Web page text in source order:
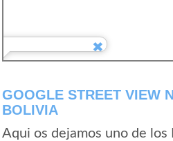
GOOGLE STREET VIEW
BOLIVIA
Aqui os dejamos uno de los